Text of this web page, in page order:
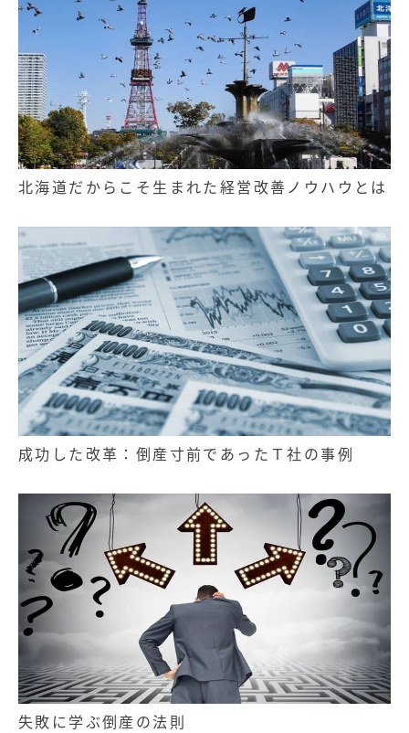
北海道だからこそ生まれた経営改善ノウハウとは
成功した改革：倒産寸前であったＴ社の事例
失敗に学ぶ倒産の法則